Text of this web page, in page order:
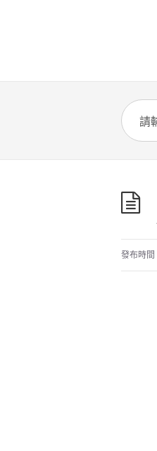
發布時間